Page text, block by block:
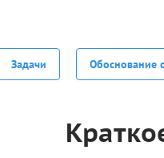
Задачи Обоснование